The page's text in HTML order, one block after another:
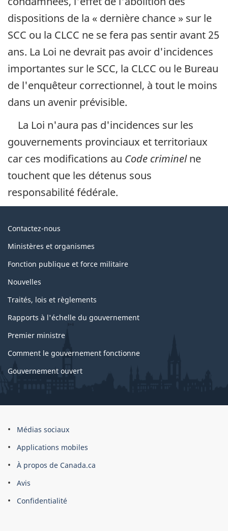
dispositions de la « dernière chance » sur le
SCC ou la CLCC ne se fera pas sentir avant 25
ans. La Loi ne devrait pas avoir d'incidences
importantes sur le SCC, la CLCC ou le Bureau
de l'enquêteur correctionnel, à tout le moins
dans un avenir prévisible.
La Loi n'aura pas d'incidences sur les
gouvernements provinciaux et territoriaux
car ces modifications au Code criminelne
touchent que les détenus sous
responsabilité fédérale.
Au
du
gouvernement
Contactez-nous
Ministères et organismes
Fonction publique et force militaire
Nouvelles
Traités, lois et règlements
Rapports à l'échelle du gouvernement
Premier ministre
Comment le gouvernement fonctionne
Gouvernement ouvert
À
propos
du
site
Médias sociaux
Applications mobiles
À propos de Canada.ca
Avis
Confidentialité